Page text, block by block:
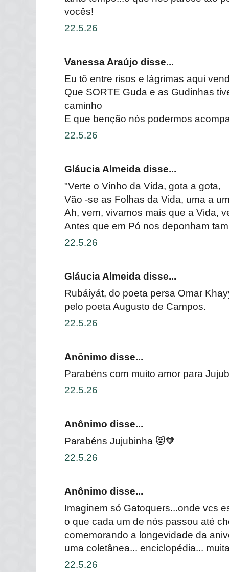
vocês!
22.5.26
Vanessa Araújo disse...
Eu tô entre risos e lágrimas aqui
Que SORTE Guda e as Gudinhas
caminho
E que benção nós podermos
22.5.26
Gláucia Almeida disse...
"Verte o Vinho da Vida, gota a gota,
Vão -se as Folhas da Vida, uma a
Ah, vem, vivamos mais que a Vida,
Antes que em Pó nos deponham
22.5.26
Gláucia Almeida disse...
Rubáiyát, do poeta persa Omar
pelo poeta Augusto de Campos.
22.5.26
Anônimo disse...
Parabéns com muito amor para
22.5.26
Anônimo disse...
Parabéns Jujubinha 😻🧡
22.5.26
Anônimo disse...
Imaginem só Gatoquers...onde vcs
o que cada um de nós passou até
comemorando a longevidade da
uma coletânea... enciclopédia...
22.5.26